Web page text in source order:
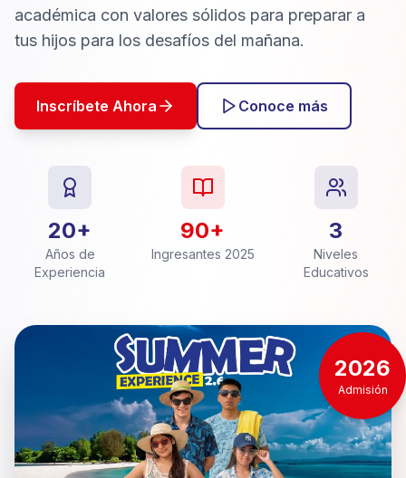
académica con valores sólidos para preparar a
tus hijos para los desafíos del mañana.
Inscríbete Ahora Conoce más
20+
Años de
Experiencia
90+
Ingresantes 2025
3
Niveles
Educativos
2026
Admisión